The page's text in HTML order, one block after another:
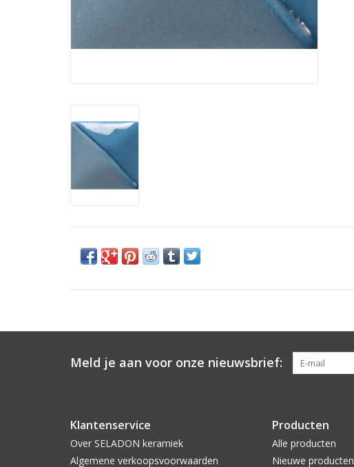
Meld je aan voor onze nieuwsbrief:
Klantenservice
Over SELADON keramiek
Algemene verkoopsvoorwaarden
Producten
Alle producten
Nieuwe producten